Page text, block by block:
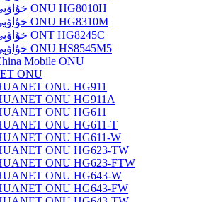
خۇاۋېي ONU HG8010H
خۇاۋېي ONU HG8310M
خۇاۋېي ONT HG8245C
خۇاۋېي ONU HS8545M5
Mobile ONU
ONU
ONU HG911
ONU HG911A
ONU HG611
ONU HG611-T
ONU HG611-W
ONU HG623-TW
ONU HG623-FTW
ONU HG643-W
ONU HG643-FW